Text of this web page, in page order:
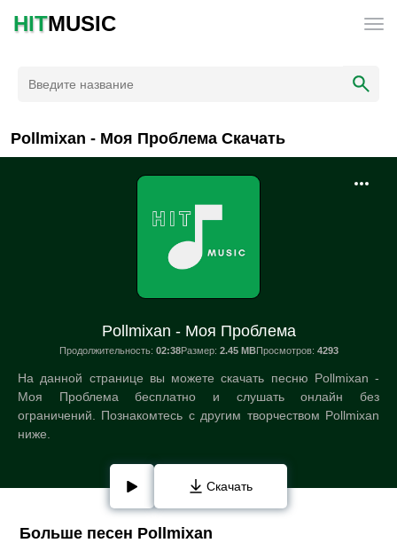
HITMUSIC
Pollmixan - Моя Проблема Скачать
Pollmixan - Моя Проблема
Продолжительность: 02:38Размер: 2.45 MBПросмотров: 4293
На данной странице вы можете скачать песню Pollmixan -
Моя Проблема бесплатно и слушать онлайн без
ограничений. Познакомтесь с другим творчеством Pollmixan
ниже.
Скачать
Больше песен Pollmixan